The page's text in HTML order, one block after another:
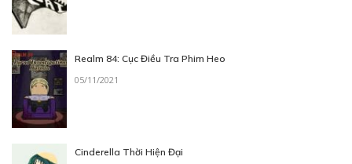
Realm 84: Cục Điều Tra Phim Heo
05/11/2021
Cinderella Thời Hiện Đại